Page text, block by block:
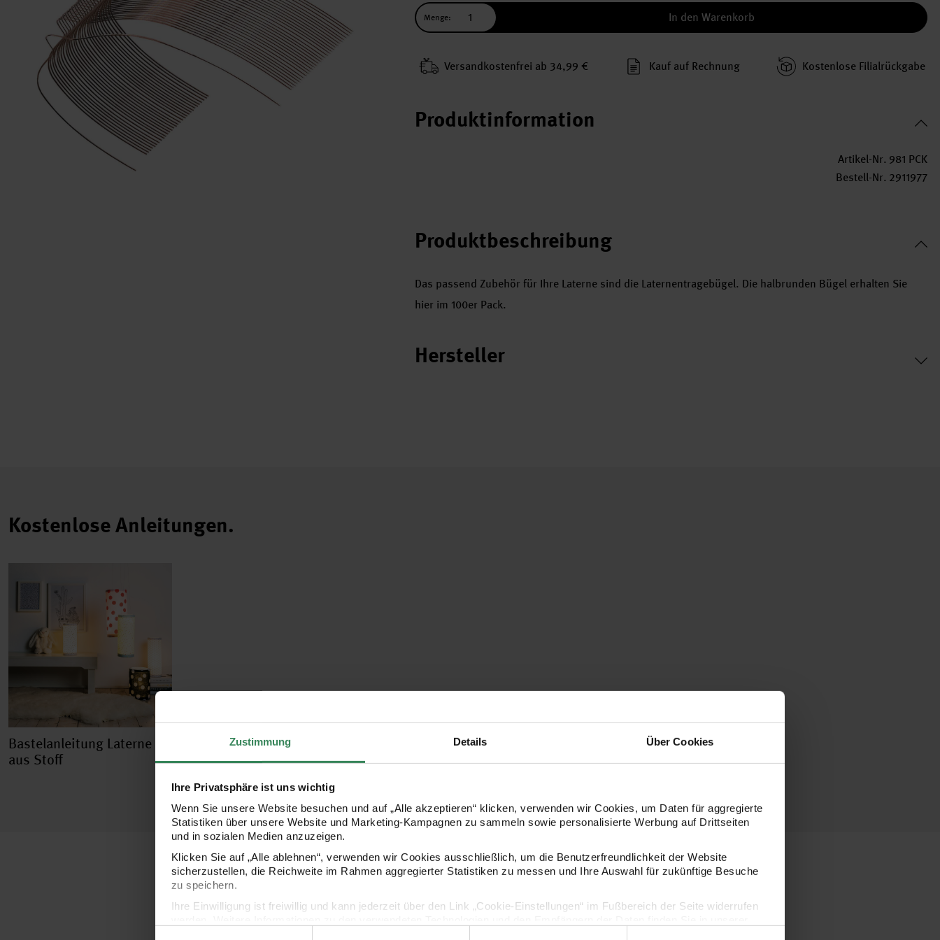
Zustimmung Details Über Cookies
Ihre Privatsphäre ist uns wichtig
Wenn Sie unsere Website besuchen und auf „Alle akzeptieren“ klicken, verwenden wir Cookies, um Daten für aggregierte
Statistiken über unsere Website und Marketing-Kampagnen zu sammeln sowie personalisierte Werbung auf Drittseiten
und in sozialen Medien anzuzeigen.
Klicken Sie auf „Alle ablehnen“, verwenden wir Cookies ausschließlich, um die Benutzerfreundlichkeit der Website
sicherzustellen, die Reichweite im Rahmen aggregierter Statistiken zu messen und Ihre Auswahl für zukünftige Besuche
zu speichern.
Ihre Einwilligung ist freiwillig und kann jederzeit über den Link „Cookie-Einstellungen“ im Fußbereich der Seite widerrufen
Menge: In den Warenkorb
Versand­kosten­frei ab 34,99 € Kauf auf Rechnung Kosten­lose Filial­rückgabe
Produktinformation
Artikel-Nr. 981 PCK
Bestell-Nr. 2911977
Produktbeschreibung
Das passend Zubehör für Ihre Laterne sind die Laternentragebügel. Die halbrunden Bügel erhalten Sie
hier im 100er Pack.
Hersteller
Kostenlose Anleitungen.
Bastelanleitung Laterne
aus Stoff
Kaufempfehlung